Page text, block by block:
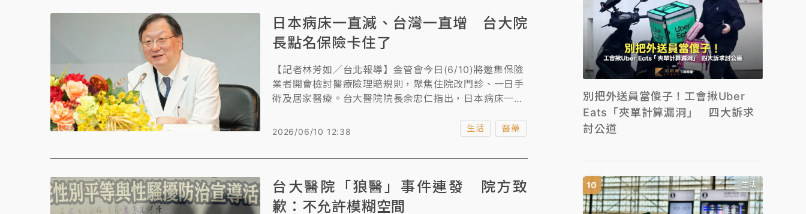
多數人堅持住院打化療，否則保險不給付。副院長李偉強
說，門診化療也是癌症治療，門診不代表就「輕症」，住
院不代表就「重症」。若住院化療能更順暢地轉向門診化
療，對醫學中心處理重症病人的量能會舒緩很多。 至於一
日手術，業者盼衛福部定義清楚，反對所有門診手術都開
放，也說舊保單已經有個案評估通融機制，因此傾向維持
日本病床一直減、台灣一直增 台大院
長點名保險卡住了
【記者林芳如／台北報導】金管會今日(6/10)將邀集保險
業者開會檢討醫療險理賠規則，聚焦住院改門診、一日手
術及居家醫療。台大醫院院長余忠仁指出，日本病床一直
朝向「加速住院流程」及「門診手術化」努力，但需要保
2026/06/10 12:38 生活 醫藥
台大醫院「狼醫」事件連發 院方致
歉：不允許模糊空間
別把外送員當傻子！工會揪Uber
Eats「夾單計算漏洞」 四大訴求
討公道
生活